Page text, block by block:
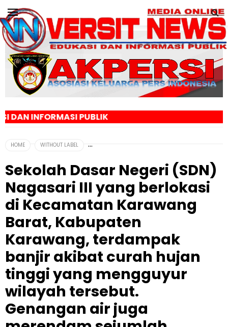
PUBLIK
HOME WITHOUT LABEL
Sekolah Dasar Negeri (SDN)
Nagasari III yang berlokasi
di Kecamatan Karawang
Barat, Kabupaten
Karawang, terdampak
banjir akibat curah hujan
tinggi yang mengguyur
wilayah tersebut.
Genangan air juga